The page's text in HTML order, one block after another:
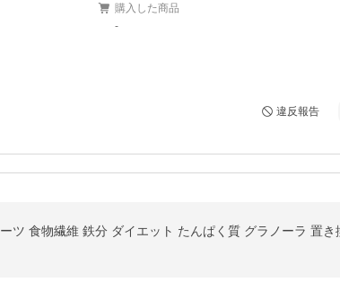
購入した商品
-
違反報告
ツ 食物繊維 鉄分 ダイエット たんぱく質 グラノーラ 置き